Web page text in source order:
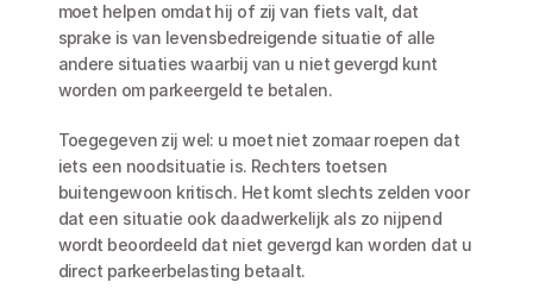
moet helpen omdat hij of zij van fiets valt, dat
sprake is van levensbedreigende situatie of alle
andere situaties waarbij van u niet gevergd kunt
worden om parkeergeld te betalen.
Toegegeven zij wel: u moet niet zomaar roepen dat
iets een noodsituatie is. Rechters toetsen
buitengewoon kritisch. Het komt slechts zelden voor
dat een situatie ook daadwerkelijk als zo nijpend
wordt beoordeeld dat niet gevergd kan worden dat u
direct parkeerbelasting betaalt.